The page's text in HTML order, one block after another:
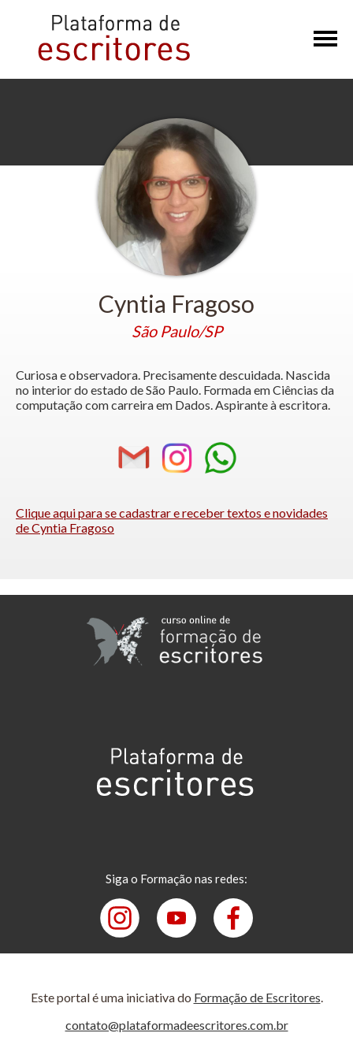
×
Cyntia Fragoso
São Paulo/SP
Curiosa e observadora. Precisamente descuidada. Nascida
no interior do estado de São Paulo. Formada em Ciências da
computação com carreira em Dados. Aspirante à escritora.
Clique aqui para se cadastrar e receber textos e novidades
de Cyntia Fragoso
Siga o Formação nas redes:
Este portal é uma iniciativa do Formação de Escritores.
contato@plataformadeescritores.com.br